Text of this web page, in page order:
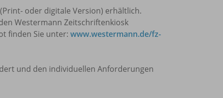
oder digitale Version) erhältlich.
Westermann Zeitschriftenkiosk
finden Sie unter: www.westermann.de/fz-
und den individuellen Anforderungen